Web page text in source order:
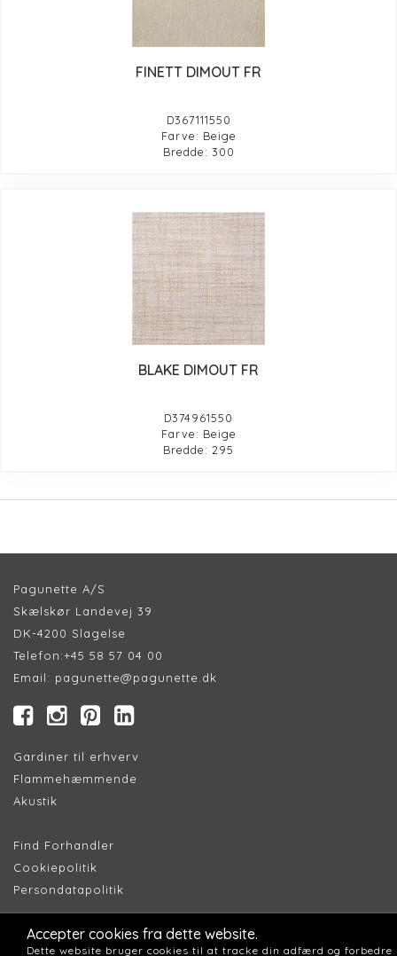
FINETT DIMOUT FR
D367111550
Farve: Beige
Bredde: 300
BLAKE DIMOUT FR
D374961550
Farve: Beige
Bredde: 295
Pagunette A/S
Skælskør Landevej 39
DK-4200 Slagelse
Telefon:+45 58 57 04 00
Email: pagunette@pagunette.dk
Gardiner til erhverv
Flammehæmmende
Akustik
Find Forhandler
Cookiepolitik
Persondatapolitik
Accepter cookies fra dette website.
Dette website bruger cookies til at tracke din adfærd og forbedre